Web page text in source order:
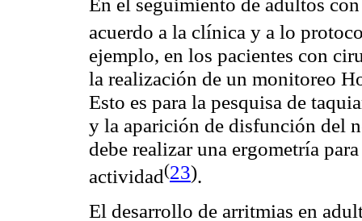
acuerdo a la clínica y a lo
ejemplo, en los pacientes con
la realización de un monitoreo
Esto es para la pesquisa de
y la aparición de disfunción del
debe realizar una ergometría
actividad(23).
El desarrollo de arritmias en